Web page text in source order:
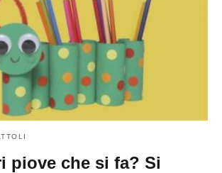
piove che si fa? Si